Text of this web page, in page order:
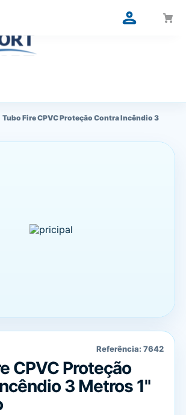
Tubo Fire CPVC Proteção Contra Incêndio 3
Referência: 7642
CPVC Proteção
3 Metros 1"